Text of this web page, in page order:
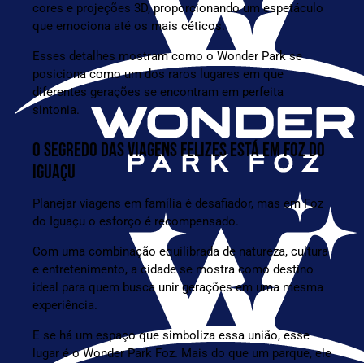
cores e projeções 3D, proporcionando um espetáculo
que emociona até os mais céticos.
Esses detalhes mostram como o Wonder Park se
posiciona como um dos raros lugares em que
diferentes gerações se encontram em perfeita
sintonia.
O SEGREDO DAS VIAGENS FELIZES ESTÁ EM FOZ DO
IGUAÇU
Planejar viagens em família é desafiador, mas em Foz
do Iguaçu o esforço é recompensado.
Com uma combinação equilibrada de natureza, cultura
e entretenimento, a cidade se mostra como destino
ideal para quem busca unir gerações em uma mesma
experiência.
E se há um espaço que simboliza essa união, esse
lugar é o Wonder Park Foz. Mais do que um parque, ele